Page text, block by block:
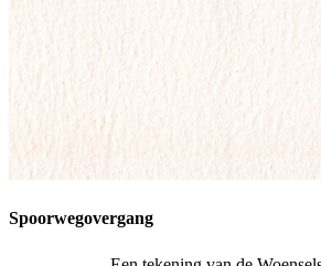
Spoorwegovergang